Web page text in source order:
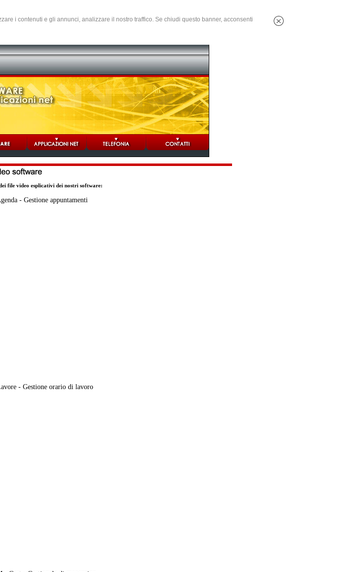
i contenuti e gli annunci, analizzare il nostro traffico. Se chiudi questo banner, acconsenti
file video esplicativi dei nostri software:
- Gestione appuntamenti
- Gestione orario di lavoro